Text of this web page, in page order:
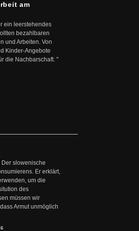
am
ein leerstehendes
bezahlbaren
und Arbeiten. Von
Kinder-Angebote
die Nachbarschaft. "
slowenische
Er erklärt,
um die
des
müssen wir
Armut unmöglich